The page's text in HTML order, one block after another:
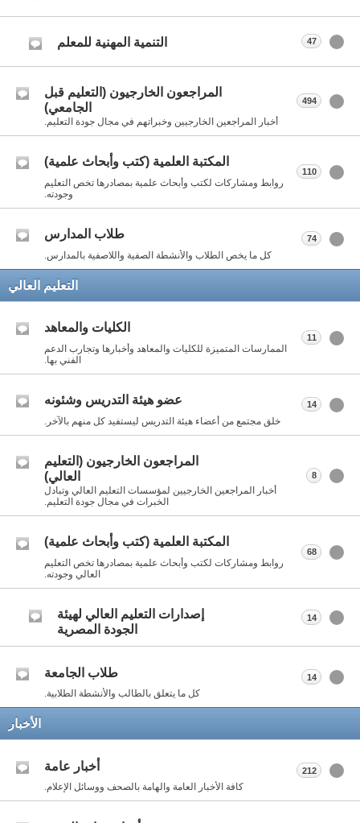
التنمية المهنية للمعلم 47
المراجعون الخارجيون (التعليم قبل
الجامعي)
أخبار المراجعين الخارجيين وخبراتهم في مجال جودة التعليم.
494
المكتبة العلمية (كتب وأبحاث علمية)
روابط ومشاركات لكتب وأبحاث علمية بمصادرها تخص التعليم
وجودته.
110
طلاب المدارس
كل ما يخص الطلاب والأنشطة الصفية واللاصفية بالمدارس.
74
التعليم العالي
الكليات والمعاهد
الممارسات المتميزة للكليات والمعاهد وأخبارها وتجارب الدعم
الفني بها.
11
عضو هيئة التدريس وشئونه
خلق مجتمع من أعضاء هيئة التدريس ليستفيد كل منهم بالآخر.
14
المراجعون الخارجيون (التعليم
العالي)
أخبار المراجعين الخارجيين لمؤسسات التعليم العالي وتبادل
الخبرات في مجال جودة التعليم.
8
المكتبة العلمية (كتب وأبحاث علمية)
روابط ومشاركات لكتب وأبحاث علمية بمصادرها تخص التعليم
العالي وجودته.
68
إصدارات التعليم العالي لهيئة
الجودة المصرية
14
طلاب الجامعة
كل ما يتعلق بالطالب والأنشطة الطلابية.
14
الأخبار
أخبار عامة
كافة الأخبار العامة والهامة بالصحف ووسائل الإعلام.
212